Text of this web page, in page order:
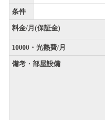
条件
料金/月(保証金)
10000・光熱費/月
備考・部屋設備